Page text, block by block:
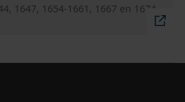
1647, 1654-1661, 1667 en 1674